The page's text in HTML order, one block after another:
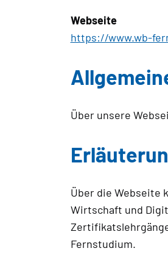
Webseite
https://www.wb-
Über unsere
Über die Webseite
Wirtschaft und
Fernstudium.